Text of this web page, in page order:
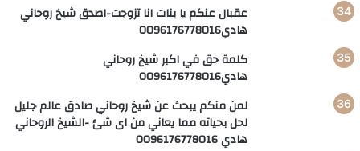
عقبال عنكم يا بنات انا تزوجت-اصدق شيخ روحاني
هادي0096176778016
كلمة حق في اكبر شيخ روحاني
هادي0096176778016
لمن منكم يبحث عن شيخ روحاني صادق عالم جليل
لحل بحياته مما يعاني من اى شئ -الشيخ الروحاني
هادي 0096176778016